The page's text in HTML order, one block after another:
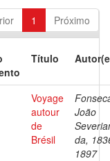
1 Próximo
Título
Voyage
autour
de
Brésil
João
da,
1897